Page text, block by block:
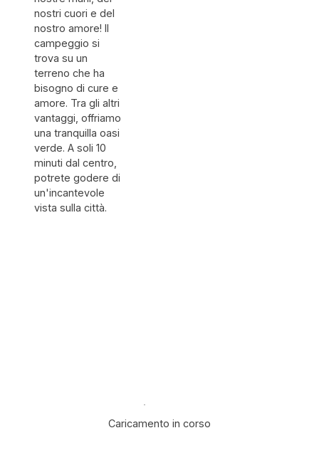
nostri cuori e del
nostro amore! Il
campeggio si
trova su un
terreno che ha
bisogno di cure e
amore. Tra gli altri
vantaggi, offriamo
una tranquilla oasi
verde. A soli 10
minuti dal centro,
potrete godere di
un'incantevole
vista sulla città.
Caricamento in corso